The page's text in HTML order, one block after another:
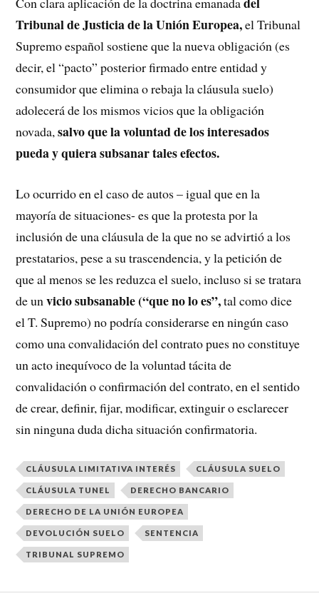
Tribunal de Justicia de la Unión Europea,el Tribunal
Supremo español sostiene que la nueva obligación (es
decir, el “pacto” posterior firmado entre entidad y
consumidor que elimina o rebaja la cláusula suelo)
adolecerá de los mismos vicios que la obligación
novada,salvo que la voluntad de los interesados
pueda y quiera subsanar tales efectos.
Lo ocurrido en el caso de autos – igual que en la
mayoría de situaciones- es que la protesta por la
inclusión de una cláusula de la que no se advirtió a los
prestatarios, pese a su trascendencia, y la petición de
que al menos se les reduzca el suelo, incluso si se tratara
de unvicio subsanable (“que no lo es”,tal como dice
el T. Supremo) no podría considerarse en ningún caso
como una convalidación del contrato pues no constituye
un acto inequívoco de la voluntad tácita de
convalidación o confirmación del contrato, en el sentido
de crear, definir, fijar, modificar, extinguir o esclarecer
sin ninguna duda dicha situación confirmatoria.
CLÁUSULA LIMITATIVA INTERÉS CLÁUSULA SUELO
CLÁUSULA TUNEL DERECHO BANCARIO
DERECHO DE LA UNIÓN EUROPEA
DEVOLUCIÓN SUELO SENTENCIA
TRIBUNAL SUPREMO